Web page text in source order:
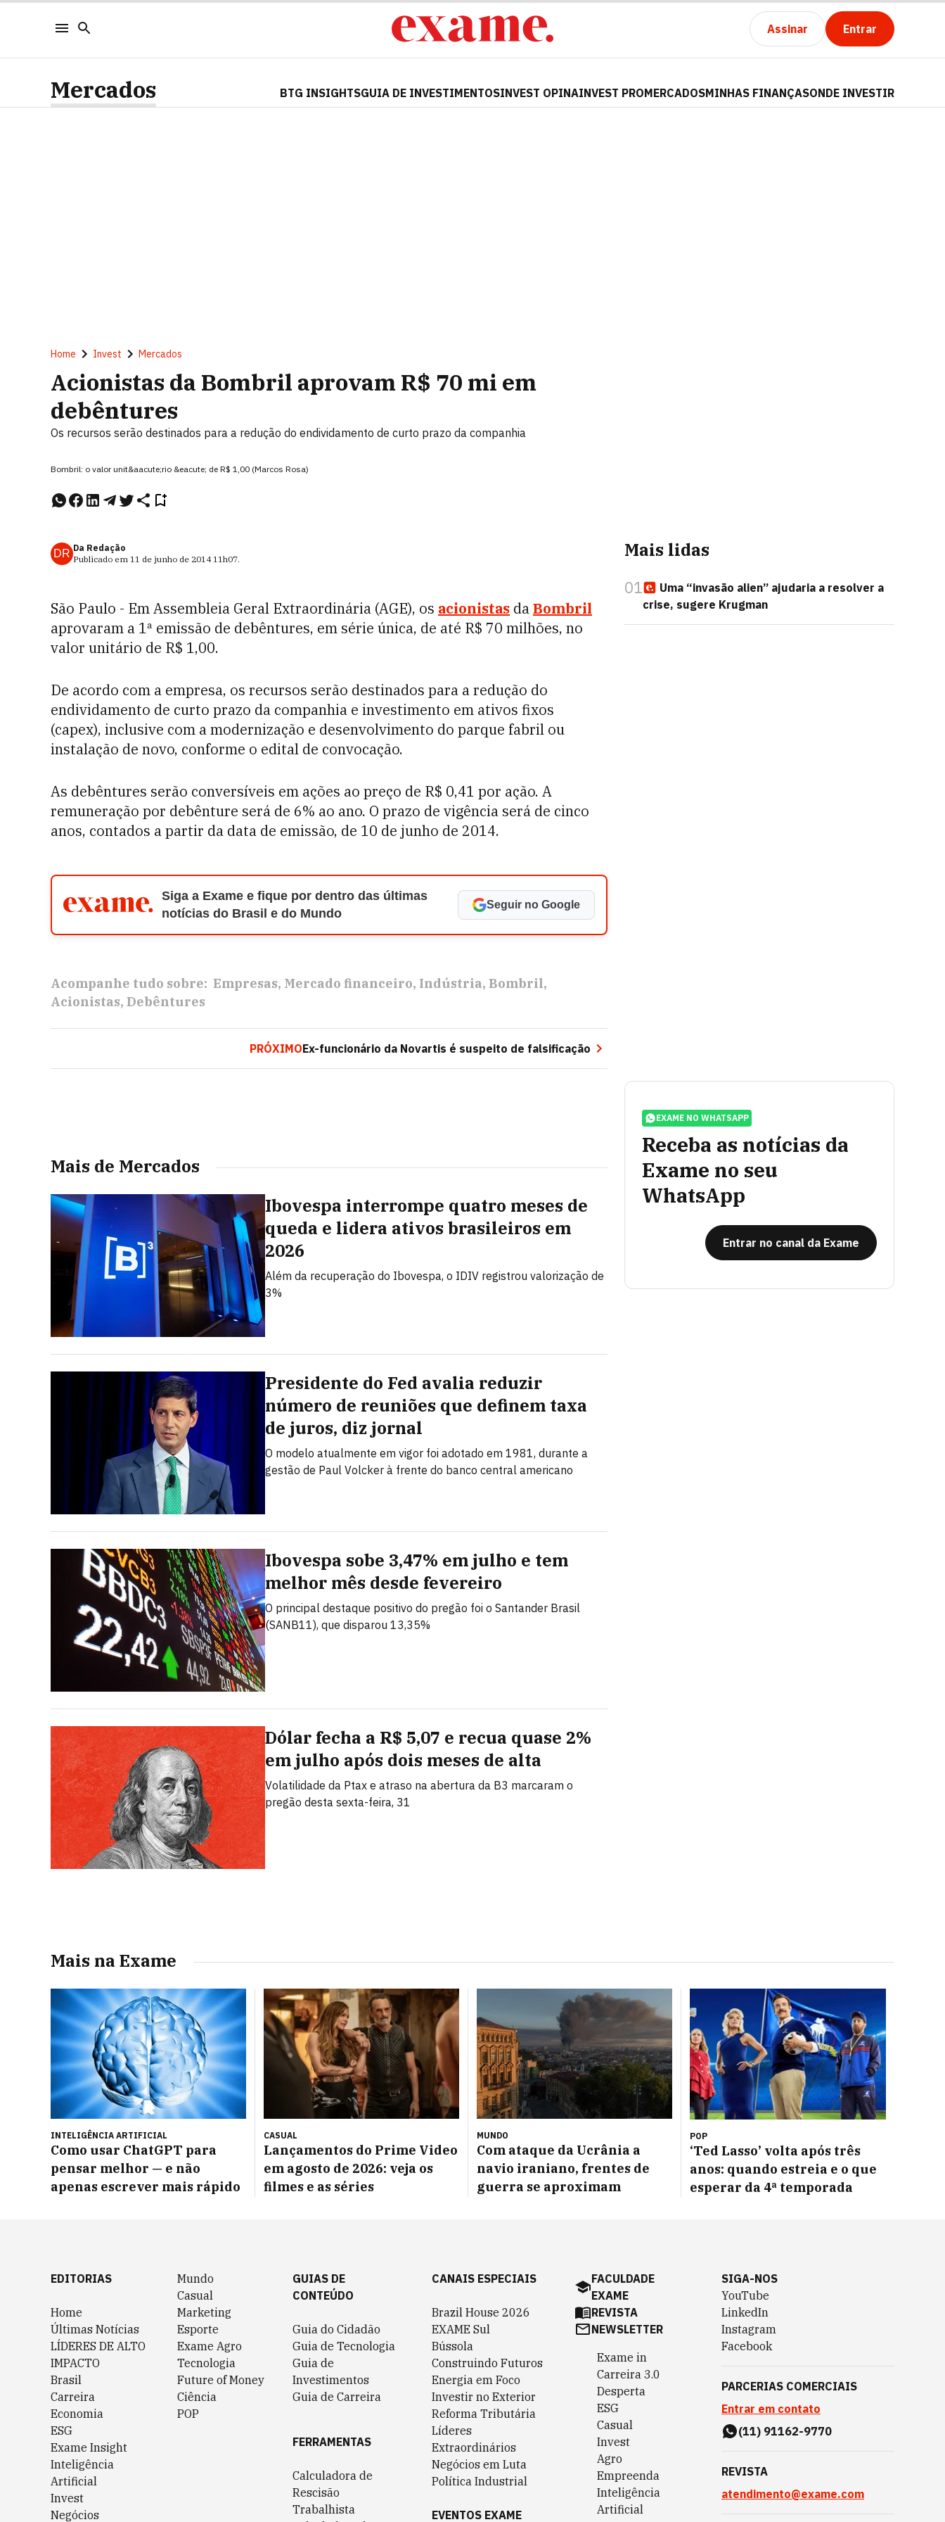
Assinar Entrar
Mercados BTG INSIGHTSGUIA DE INVESTIMENTOSINVEST OPINAINVEST PROMERCADOSMINHAS FINANÇASONDE INVESTIR
Home Invest Mercados
Acionistas da Bombril aprovam R$ 70 mi em
debêntures
Os recursos serão destinados para a redução do endividamento de curto prazo da companhia
Bombril: o valor unit&aacute;rio &eacute; de R$ 1,00 (Marcos Rosa)
DR Da Redação
Publicado em 11 de junho de 2014 11h07.
São Paulo - Em Assembleia Geral Extraordinária (AGE), os acionistas daBombril
aprovaram a 1ª emissão de debêntures, em série única, de até R$ 70 milhões, no
valor unitário de R$ 1,00.
De acordo com a empresa, os recursos serão destinados para a redução do
endividamento de curto prazo da companhia e investimento em ativos fixos
(capex), inclusive com a modernização e desenvolvimento do parque fabril ou
instalação de novo, conforme o edital de convocação.
As debêntures serão conversíveis em ações ao preço de R$ 0,41 por ação. A
remuneração por debênture será de 6% ao ano. O prazo de vigência será de cinco
anos, contados a partir da data de emissão, de 10 de junho de 2014.
Siga a Exame e fique por dentro das últimas
notícias do Brasil e do Mundo
Seguir no Google
Acompanhe tudo sobre: Empresas Mercado financeiro Indústria Bombril
Acionistas Debêntures
PRÓXIMOEx-funcionário da Novartis é suspeito de falsificação
Mais de Mercados
Ibovespa interrompe quatro meses de
queda e lidera ativos brasileiros em
2026
Além da recuperação do Ibovespa, o IDIV registrou valorização de
3%
Presidente do Fed avalia reduzir
número de reuniões que definem taxa
de juros, diz jornal
O modelo atualmente em vigor foi adotado em 1981, durante a
gestão de Paul Volcker à frente do banco central americano
Ibovespa sobe 3,47% em julho e tem
melhor mês desde fevereiro
O principal destaque positivo do pregão foi o Santander Brasil
(SANB11), que disparou 13,35%
Dólar fecha a R$ 5,07 e recua quase 2%
em julho após dois meses de alta
Volatilidade da Ptax e atraso na abertura da B3 marcaram o
pregão desta sexta-feira, 31
Mais lidas
01
Uma “invasão alien” ajudaria a resolver a
crise, sugere Krugman
EXAME NO WHATSAPP
Receba as notícias da
Exame no seu
WhatsApp
Entrar no canal da Exame
Mais na Exame
INTELIGÊNCIA ARTIFICIAL
Como usar ChatGPT para
pensar melhor — e não
apenas escrever mais rápido
CASUAL
Lançamentos do Prime Video
em agosto de 2026: veja os
filmes e as séries
MUNDO
Com ataque da Ucrânia a
navio iraniano, frentes de
guerra se aproximam
POP
‘Ted Lasso’ volta após três
anos: quando estreia e o que
esperar da 4ª temporada
EDITORIAS
Home
Últimas Notícias
LÍDERES DE ALTO
IMPACTO
Brasil
Carreira
Economia
ESG
Exame Insight
Inteligência
Artificial
Invest
Negócios
Mundo
Casual
Marketing
Esporte
Exame Agro
Tecnologia
Future of Money
Ciência
POP
GUIAS DE
CONTEÚDO
Guia do Cidadão
Guia de Tecnologia
Guia de
Investimentos
Guia de Carreira
FERRAMENTAS
Calculadora de
Rescisão
Trabalhista
CANAIS ESPECIAIS
Brazil House 2026
EXAME Sul
Bússola
Construindo Futuros
Energia em Foco
Investir no Exterior
Reforma Tributária
Líderes
Extraordinários
Negócios em Luta
Política Industrial
EVENTOS EXAME
FACULDADE
EXAME
REVISTA
NEWSLETTER
Exame in
Carreira 3.0
Desperta
ESG
Casual
Invest
Agro
Empreenda
Inteligência
Artificial
SIGA-NOS
YouTube
LinkedIn
Instagram
Facebook
PARCERIAS COMERCIAIS
Entrar em contato
(11) 91162-9770
REVISTA
atendimento@exame.com